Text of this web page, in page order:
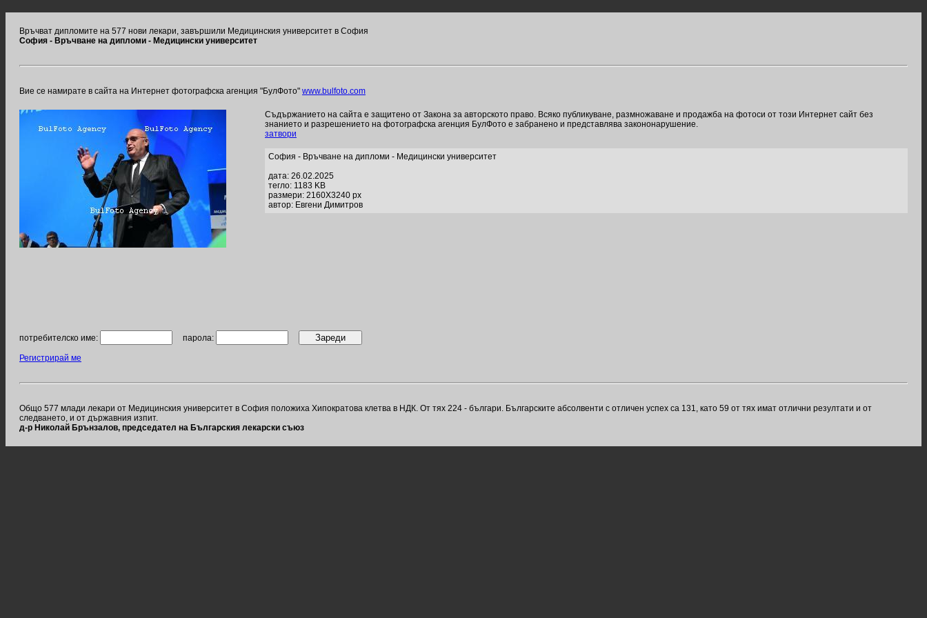
Връчват дипломите на 577 нови лекари, завършили Медицинския университет в София
София - Връчване на дипломи - Медицински университет
Вие се намирате в сайта на Интернет фотографска агенция "БулФото" www.bulfoto.com
Съдържанието на сайта е защитено от Закона за авторското право. Всяко публикуване, размножаване и продажба на фотоси от този Интернет сайт без
знанието и разрешението на фотографска агенция БулФото е забранено и представлява закононарушение.
затвори
София - Връчване на дипломи - Медицински университет
дата: 26.02.2025
тегло: 1183 KB
размери: 2160X3240 px
автор: Евгени Димитров
потребителско име: парола:
Регистрирай ме
Общо 577 млади лекари от Медицинския университет в София положиха Хипократова клетва в НДК. От тях 224 - българи. Българските абсолвенти с отличен успех са 131, като 59 от тях имат отлични резултати и от
следването, и от държавния изпит.
д-р Николай Брънзалов, председател на Българския лекарски съюз